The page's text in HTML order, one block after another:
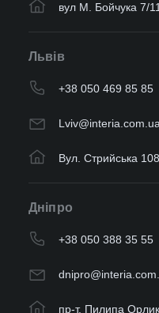
вул М. Бойчука 7/
Львів
+38 050 469 85 85
Вул. Стрийська
Дніпро
+38 050 388 35 55
пр-т. Пилипа